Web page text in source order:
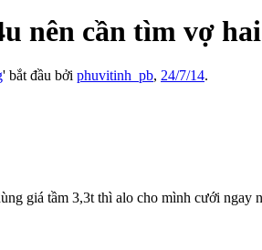
nên cần tìm vợ
' bắt đầu bởi phuvitinh_pb, 24/7/14.
giá tầm 3,3t thì alo cho mình cưới ngay